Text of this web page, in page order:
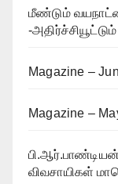
மீண்டும்
-
Magazine –
Magazine –
விவசாயிகள்